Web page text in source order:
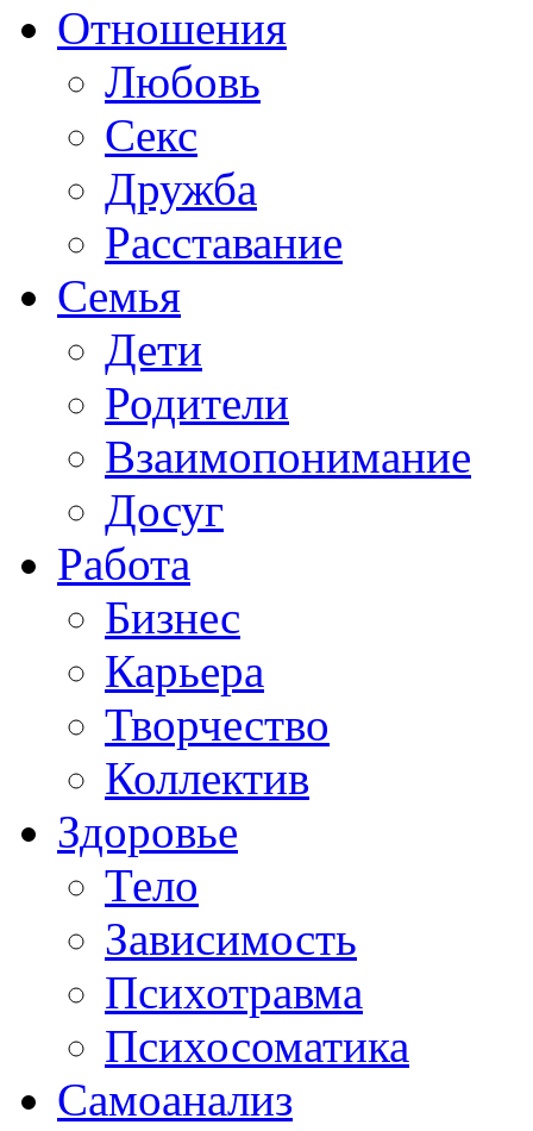
Отношения
Любовь
Секс
Дружба
Расставание
Семья
Дети
Родители
Взаимопонимание
Досуг
Работа
Бизнес
Карьера
Творчество
Коллектив
Здоровье
Тело
Зависимость
Психотравма
Психосоматика
Самоанализ